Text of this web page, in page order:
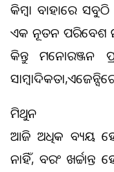
କିମ୍ବା ବାହାରେ ସବୁଠି
ଏକ ନୂତନ ପରିବେଶ
କିନ୍ତୁ ମନୋରଞ୍ଜନ
ମିଥୁନ
ଆଜି ଅଧିକ ବ୍ୟୟ
ନାହିଁ, ବରଂ